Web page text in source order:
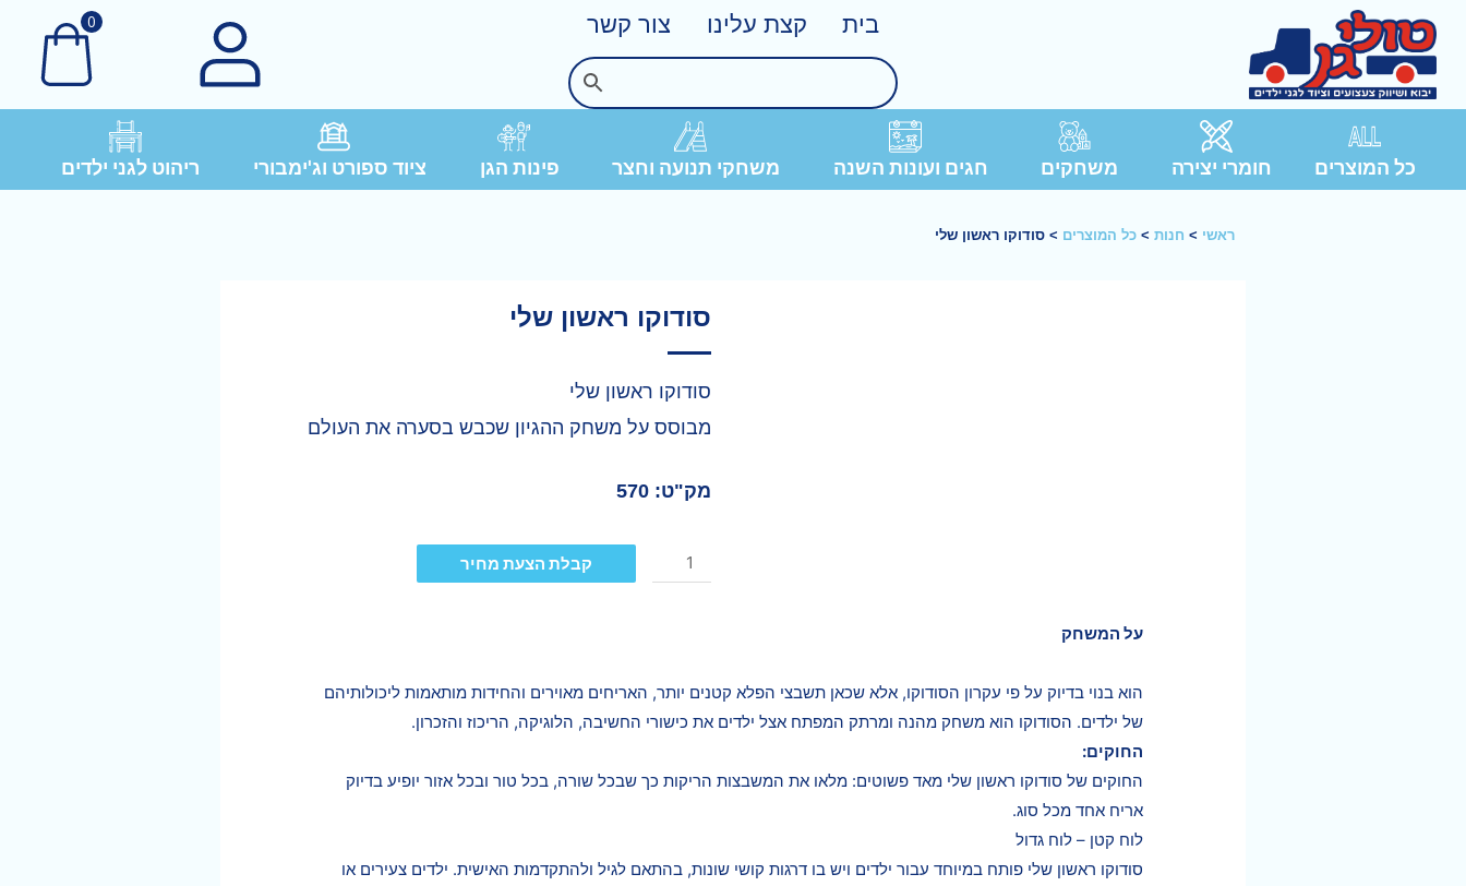
בית קצת עלינו צור קשר 0
כל המוצרים חומרי יצירה משחקים חגים ועונות השנה משחקי תנועה וחצר פינות הגן ציוד ספורט וג'ימבורי ריהוט לגני ילדים
ראשי > חנות> כל המוצרים > סודוקו ראשון שלי
סודוקו ראשון שלי
סודוקו ראשון שלי
מבוסס על משחק ההגיון שכבש בסערה את העולם
מק"ט: 570
קבלת הצעת מחיר
על המשחק
הוא בנוי בדיוק על פי עקרון הסודוקו, אלא שכאן תשבצי הפלא קטנים יותר, האריחים מאוירים והחידות מותאמות ליכולותיהם
של ילדים. הסודוקו הוא משחק מהנה ומרתק המפתח אצל ילדים את כישורי החשיבה, הלוגיקה, הריכוז והזכרון.
החוקים:
החוקים של סודוקו ראשון שלי מאד פשוטים: מלאו את המשבצות הריקות כך שבכל שורה, בכל טור ובכל אזור יופיע בדיוק
אריח אחד מכל סוג.
לוח קטן – לוח גדול
סודוקו ראשון שלי פותח במיוחד עבור ילדים ויש בו דרגות קושי שונות, בהתאם לגיל ולהתקדמות האישית. ילדים צעירים או